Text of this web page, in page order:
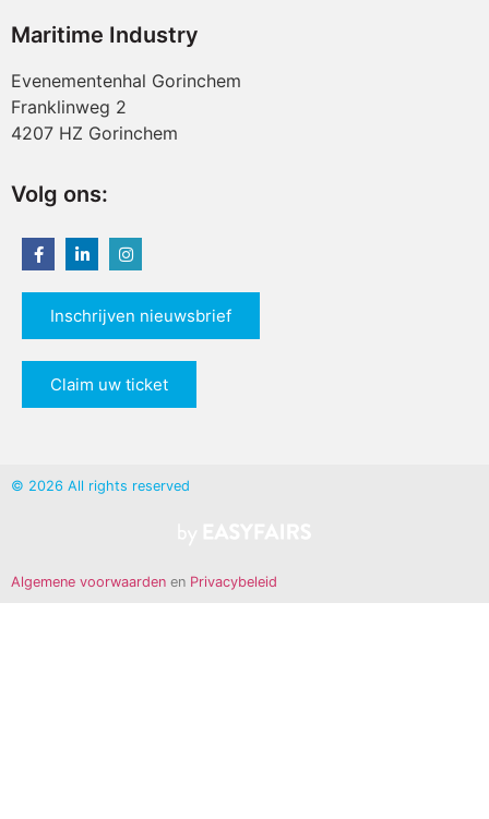
Maritime Industry
Evenementenhal Gorinchem
Franklinweg 2
4207 HZ Gorinchem
Volg ons:
Inschrijven nieuwsbrief
Claim uw ticket
© 2026 All rights reserved
Algemene voorwaarden en Privacybeleid